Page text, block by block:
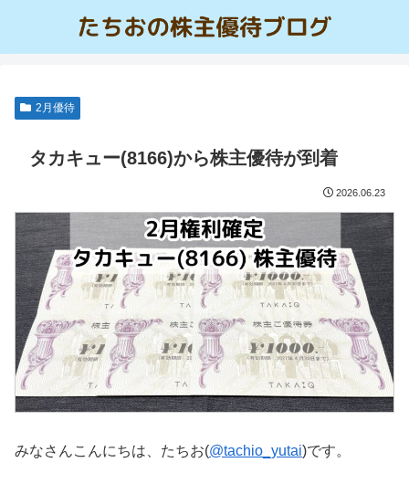
2月優待
タカキュー(8166)から株主優待が到着
2026.06.23
みなさんこんにちは、たちお(@tachio_yutai)です。